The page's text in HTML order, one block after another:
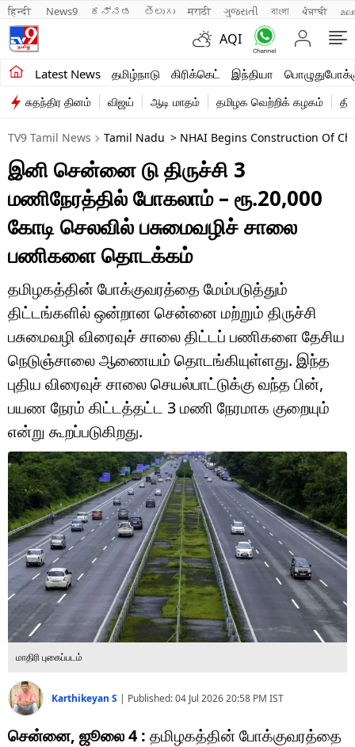
हिन्दी News9 ಕನ್ನಡ తెలుగు मराठी ગુજરાતી বাংলা ਪੰਜਾਬੀ
AQI
Latest News தமிழ்நாடு கிரிக்கெட் இந்தியா
சமீபத்திய செய்திகள்
தமிழ்நாடு
இந்தியா
உலகம்
விளையாட்டு
பொழுதுபோக்கு
லைஃப்ஸ்டைல்
வணிகம்
டெக்னாலஜி
ஆன்மீகம்
வைரல்
ஹெஃல்த்
ஷார்ட் வீடியோஸ்
வலை கதைகள்
போட்டோ கேலரி
சுதந்திர தினம் விஜய் ஆடி மாதம் தமிழக வெற்றிக் கழகம்
TV9 Tamil News Tamil Nadu > NHAI Begins Construction Of
இனி சென்னை டு திருச்சி 3
மணிநேரத்தில் போகலாம் – ரூ.20,000
கோடி செலவில் பசுமைவழிச் சாலை
பணிகளை தொடக்கம்
தமிழகத்தின் போக்குவரத்தை மேம்படுத்தும்
திட்டங்களில் ஒன்றான சென்னை மற்றும் திருச்சி
பசுமைவழி விரைவுச் சாலை திட்டப் பணிகளை தேசிய
நெடுஞ்சாலை ஆணையம் தொடங்கியுள்ளது. இந்த
புதிய விரைவுச் சாலை செயல்பாட்டுக்கு வந்த பின்,
பயண நேரம் கிட்டத்தட்ட 3 மணி நேரமாக குறையும்
என்று கூறப்படுகிறது.
மாதிரி புகைப்படம்
Karthikeyan S | Published:04 Jul 2026 20:58 PM IST
சென்னை, ஜூலை 4 : தமிழகத்தின் போக்குவரத்தை